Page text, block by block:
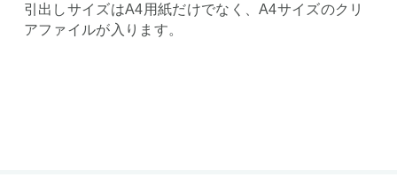
引出しサイズはA4用紙だけでなく、A4サイズのクリ
アファイルが入ります。